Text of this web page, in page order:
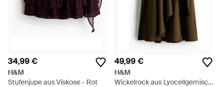
34,99 €
H&M
Stufenjupe aus Viskose - Rot
49,99 €
H&M
Wickelrock aus Lyocellgemisch